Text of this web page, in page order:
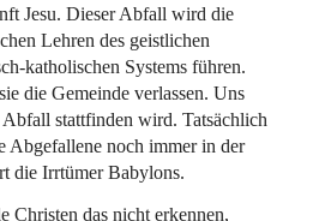
Jesu. Dieser Abfall wird die
Lehren des geistlichen
katholischen Systems führen.
die Gemeinde verlassen. Uns
stattfinden wird. Tatsächlich
Abgefallene noch immer in der
die Irrtümer Babylons.
Christen das nicht erkennen,